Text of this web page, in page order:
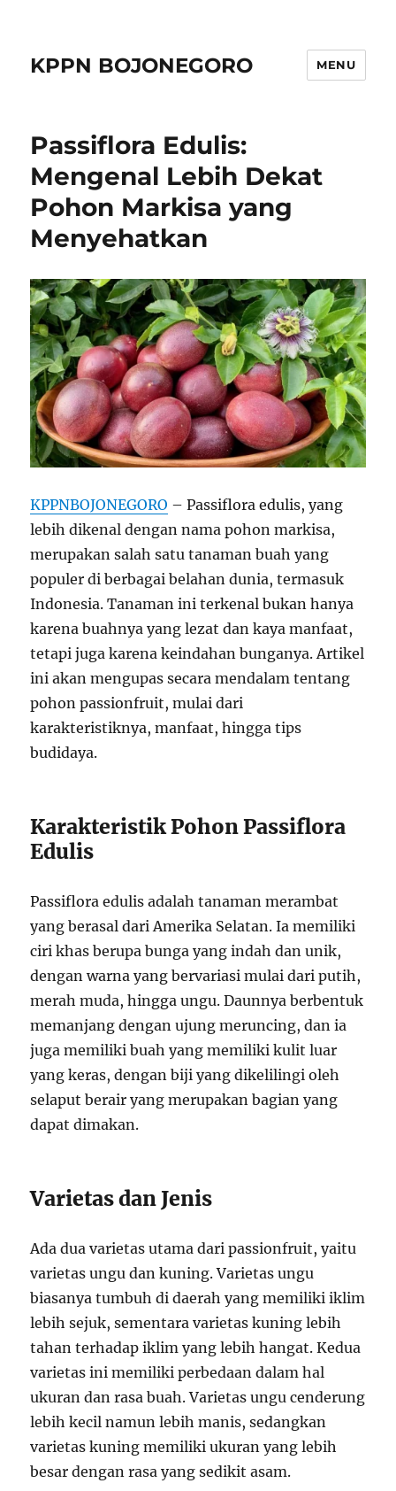
KPPN BOJONEGORO MENU
Passiflora Edulis:
Mengenal Lebih Dekat
Pohon Markisa yang
Menyehatkan
KPPNBOJONEGORO – Passiflora edulis, yang
lebih dikenal dengan nama pohon markisa,
merupakan salah satu tanaman buah yang
populer di berbagai belahan dunia, termasuk
Indonesia. Tanaman ini terkenal bukan hanya
karena buahnya yang lezat dan kaya manfaat,
tetapi juga karena keindahan bunganya. Artikel
ini akan mengupas secara mendalam tentang
pohon passionfruit, mulai dari
karakteristiknya, manfaat, hingga tips
budidaya.
Karakteristik Pohon Passiflora
Edulis
Passiflora edulis adalah tanaman merambat
yang berasal dari Amerika Selatan. Ia memiliki
ciri khas berupa bunga yang indah dan unik,
dengan warna yang bervariasi mulai dari putih,
merah muda, hingga ungu. Daunnya berbentuk
memanjang dengan ujung meruncing, dan ia
juga memiliki buah yang memiliki kulit luar
yang keras, dengan biji yang dikelilingi oleh
selaput berair yang merupakan bagian yang
dapat dimakan.
Varietas dan Jenis
Ada dua varietas utama dari passionfruit, yaitu
varietas ungu dan kuning. Varietas ungu
biasanya tumbuh di daerah yang memiliki iklim
lebih sejuk, sementara varietas kuning lebih
tahan terhadap iklim yang lebih hangat. Kedua
varietas ini memiliki perbedaan dalam hal
ukuran dan rasa buah. Varietas ungu cenderung
lebih kecil namun lebih manis, sedangkan
varietas kuning memiliki ukuran yang lebih
besar dengan rasa yang sedikit asam.